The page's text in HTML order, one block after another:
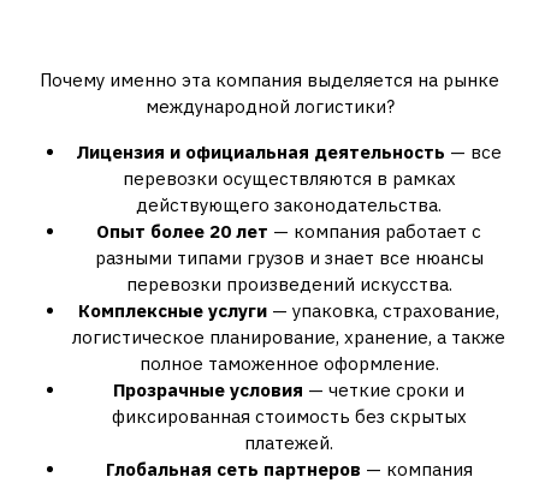
Почему именно эта компания выделяется на рынке
международной логистики?
Лицензия и официальная деятельность — все
перевозки осуществляются в рамках
действующего законодательства.
Опыт более 20 лет — компания работает с
разными типами грузов и знает все нюансы
перевозки произведений искусства.
Комплексные услуги — упаковка, страхование,
логистическое планирование, хранение, а также
полное таможенное оформление.
Прозрачные условия — четкие сроки и
фиксированная стоимость без скрытых
платежей.
Глобальная сеть партнеров — компания